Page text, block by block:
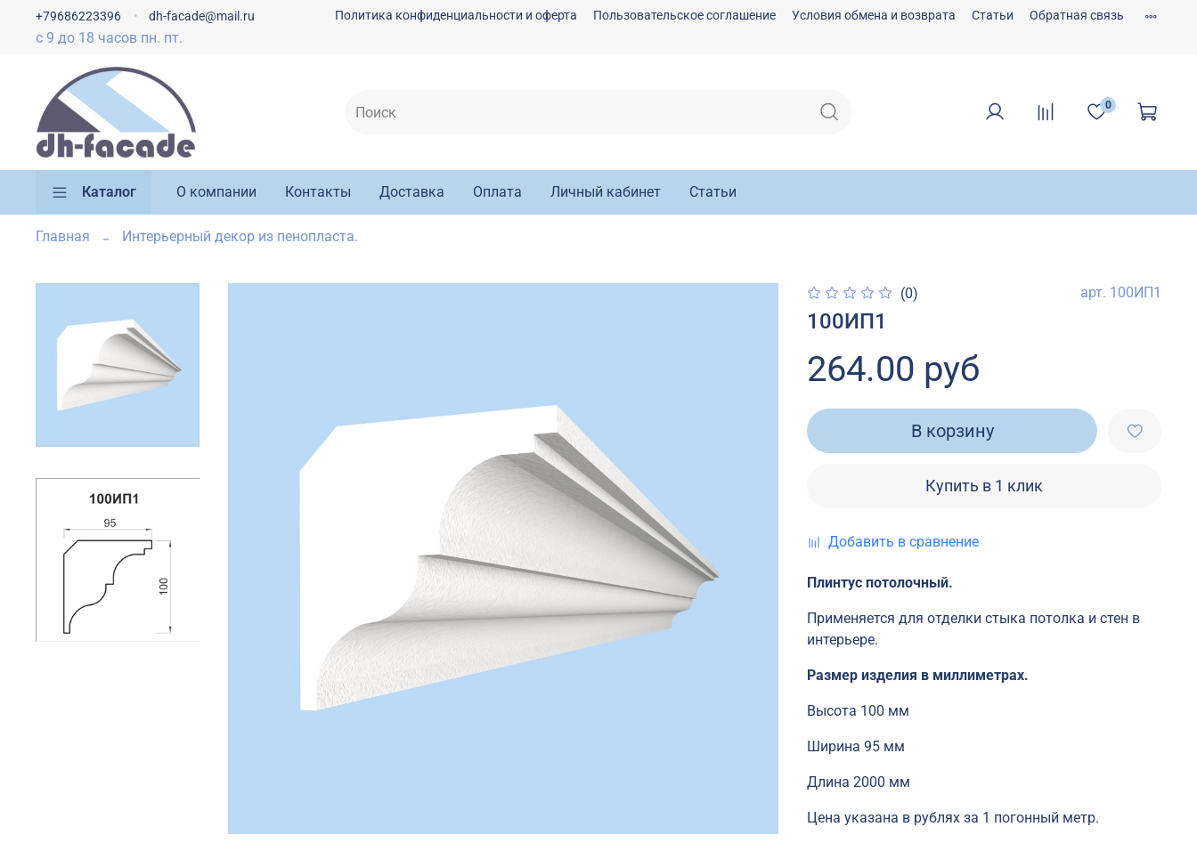
Политика конфиденциальности и оферта Пользовательское соглашение Условия обмена и возврата Статьи Обратная связь
с 9 до 18 часов пн. пт.
+79686223396 dh-facade@mail.ru
0
Каталог О компании Контакты Доставка Оплата Личный кабинет Статьи
Главная Интерьерный декор из пенопласта.
(0) арт. 100ИП1
100ИП1
264.00 руб
В корзину
Купить в 1 клик
Добавить в сравнение
Плинтус потолочный.
Применяется для отделки стыка потолка и стен в
интерьере.
Размер изделия в миллиметрах.
Высота 100 мм
Ширина 95 мм
Длина 2000 мм
Цена указана в рублях за 1 погонный метр.